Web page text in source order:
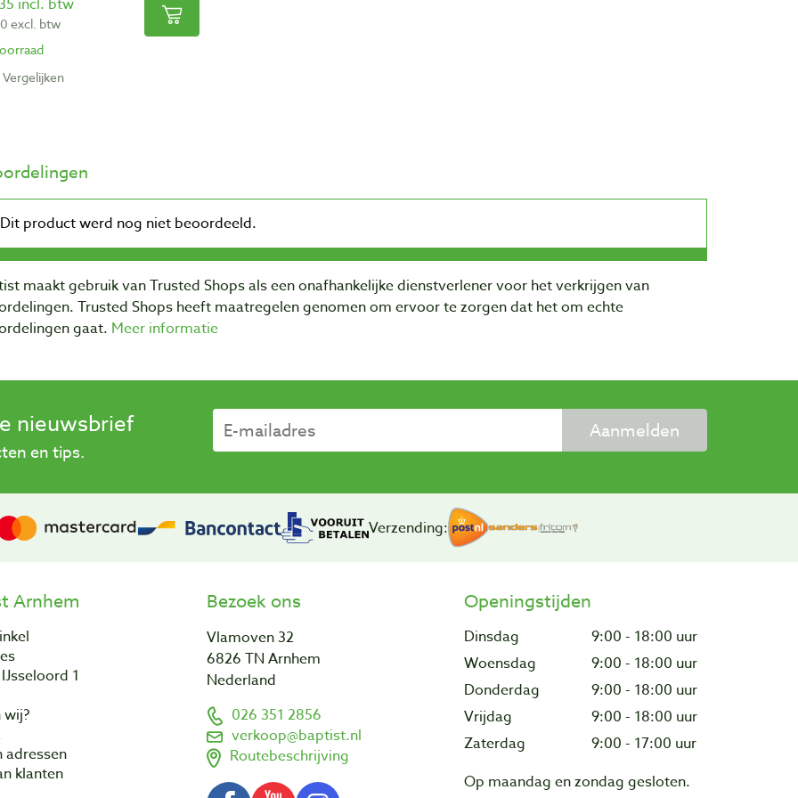
incl. btw
excl. btw
Vergelijken
maakt gebruik van Trusted Shops als een onafhankelijke dienstverlener voor het verkrijgen van
Trusted Shops heeft maatregelen genomen om ervoor te zorgen dat het om echte
gaat. Meer informatie
nieuwsbrief
en tips.
Aanmelden
Verzending:
Arnhem
1
wij?
adressen
klanten
Bezoek ons
Vlamoven 32
6826 TN Arnhem
Nederland
026 351 2856
verkoop@baptist.nl
Routebeschrijving
Openingstijden
Dinsdag
9:00 - 18:00 uur
Woensdag
9:00 - 18:00 uur
Donderdag
9:00 - 18:00 uur
Vrijdag
9:00 - 18:00 uur
Zaterdag
9:00 - 17:00 uur
Op maandag en zondag gesloten.